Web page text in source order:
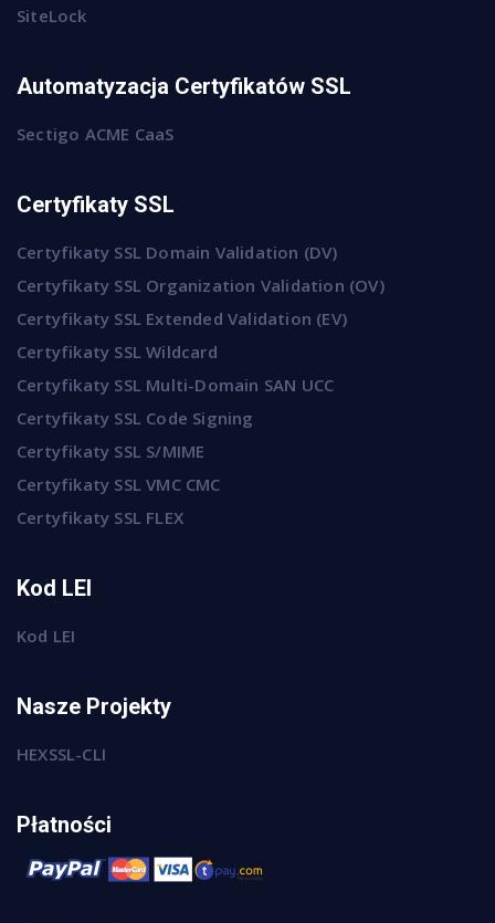
SiteLock
Automatyzacja Certyfikatów SSL
Sectigo ACME CaaS
Certyfikaty SSL
Certyfikaty SSL Domain Validation (DV)
Certyfikaty SSL Organization Validation (OV)
Certyfikaty SSL Extended Validation (EV)
Certyfikaty SSL Wildcard
Certyfikaty SSL Multi-Domain SAN UCC
Certyfikaty SSL Code Signing
Certyfikaty SSL S/MIME
Certyfikaty SSL VMC CMC
Certyfikaty SSL FLEX
Kod LEI
Kod LEI
Nasze Projekty
HEXSSL-CLI
Płatności